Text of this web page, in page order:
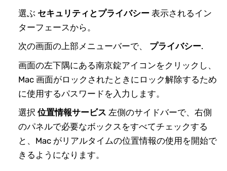
選ぶ セキュリティとプライバシー表示されるイン
ターフェースから。
次の画面の上部メニューバーで、 プライバシー.
画面の左下隅にある南京錠アイコンをクリックし、
Mac 画面がロックされたときにロック解除するため
に使用するパスワードを入力します。
選択 位置情報サービス 左側のサイドバーで、右側
のパネルで必要なボックスをすべてチェックする
と、Mac がリアルタイムの位置情報の使用を開始で
きるようになります。